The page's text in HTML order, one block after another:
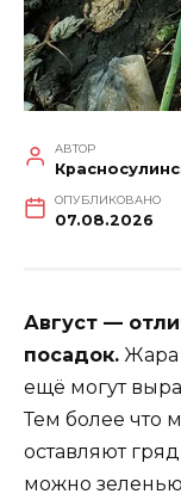
АВТОР
ОПУБЛИКОВАНО
07.08.2026
Август —
посадок. Жара
ещё могут
Тем более что
оставляют
можно